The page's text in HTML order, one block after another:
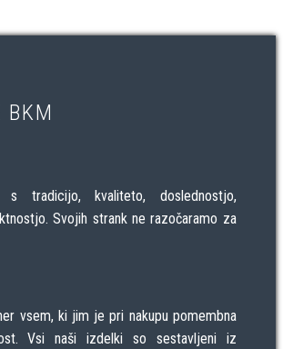
BKM
tradicijo, kvaliteto, doslednostjo,
Svojih strank ne razočaramo za
vsem, ki jim je pri nakupu pomembna
Vsi naši izdelki so sestavljeni iz